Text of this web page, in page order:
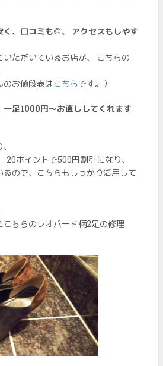
く、口コミも◎、 アクセスもしやす
いただいているお店が、 こちらの
のお値段表は こちらです。）
一足1000円～お直ししてくれます
20ポイントで500円割引になり、
ので、こちらもしっかり活用して
ちらのレオパード柄2足の修理